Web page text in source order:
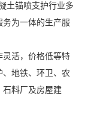
土锚喷支护行业多
为一体的生产服
灵活，价格低等特
地铁、环卫、农
石料厂及房屋建